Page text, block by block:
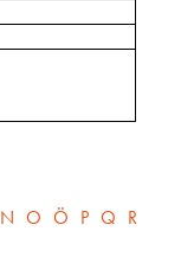
N O Ö P Q R